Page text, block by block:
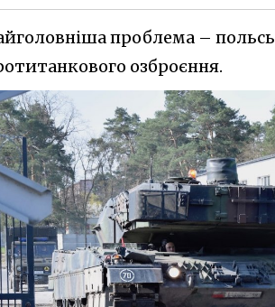
проблема –
озброєння.